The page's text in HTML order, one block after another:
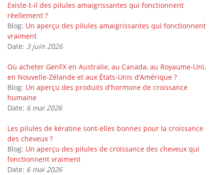
Existe-t-il des pilules amaigrissantes qui fonctionnent
réellement ?
Blog: Un aperçu des pilules amaigrissantes qui fonctionnent
vraiment
Date: 3 juin 2026
Où acheter GenFX en Australie, au Canada, au Royaume-Uni,
en Nouvelle-Zélande et aux États-Unis d'Amérique ?
Blog: Un aperçu des produits d'hormone de croissance
humaine
Date: 6 mai 2026
Les pilules de kératine sont-elles bonnes pour la croissance
des cheveux ?
Blog: Un aperçu des pilules de croissance des cheveux qui
fonctionnent vraiment
Date: 6 mai 2026